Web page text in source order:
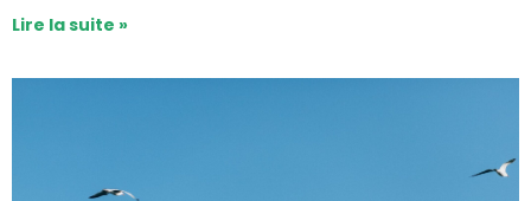
Lire la suite »